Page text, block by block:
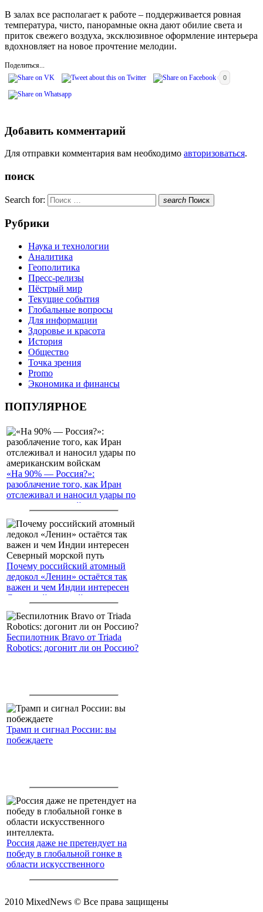
В залах все располагает к работе – поддерживается ровная
температура, чисто, панорамные окна дают обилие света и
приток свежего воздуха, эксклюзивное оформление интерьера
вдохновляет на новое прочтение мелодии.
Поделиться...
0
Добавить комментарий
Для отправки комментария вам необходимо авторизоваться.
поиск
Search for: search Поиск
Рубрики
Наука и технологии
Аналитика
Геополитика
Пресс-релизы
Пёстрый мир
Текущие события
Глобальные вопросы
Для информации
Здоровье и красота
История
Общество
Точка зрения
Promo
Экономика и финансы
ПОПУЛЯРНОЕ
«На 90% — Россия?»:
разоблачение того, как Иран
отслеживал и наносил удары по
американским войскам
Почему российский атомный
ледокол «Ленин» остаётся так
важен и чем Индии интересен
Северный морской путь
Беспилотник Bravo от Triada
Robotics: догонит ли он Россию?
Трамп и сигнал России: вы
побеждаете
Россия даже не претендует на
победу в глобальной гонке в
области искусственного
2010 MixedNews © Все права защищены